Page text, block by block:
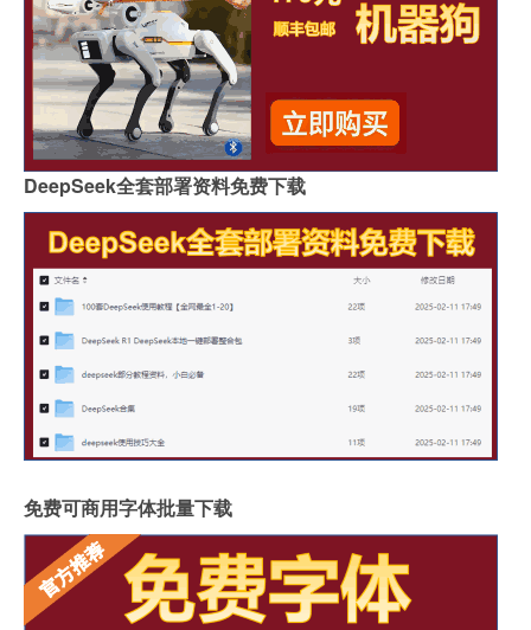
DeepSeek全套部署资料免费下载
免费可商用字体批量下载